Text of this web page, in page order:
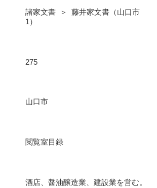
諸家文書 ＞ 藤井家文書（山口市
1）
275
山口市
閲覧室目録
酒店、醤油醸造業、建設業を営む。